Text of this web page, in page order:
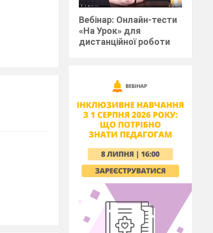
Вебінар: Онлайн-тести
«На Урок» для
дистанційної роботи